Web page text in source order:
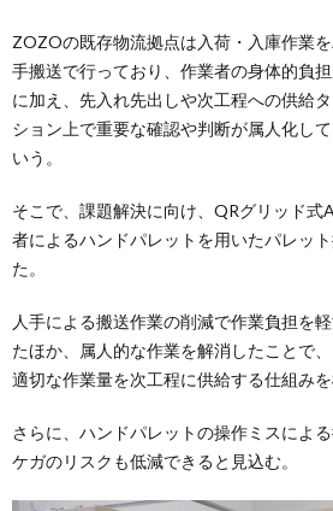
ZOZOの既存物流拠点は入荷・入庫作業
手搬送で行っており、作業者の身体的負
に加え、先入れ先出しや次工程への供給
ション上で重要な確認や判断が属人化し
いう。
そこで、課題解決に向け、QRグリッド式
者によるハンドパレットを用いたパレッ
た。
人手による搬送作業の削減で作業負担を
たほか、属人的な作業を解消したことで
適切な作業量を次工程に供給する仕組みを
さらに、ハンドパレットの操作ミスによ
ケガのリスクも低減できると見込む。